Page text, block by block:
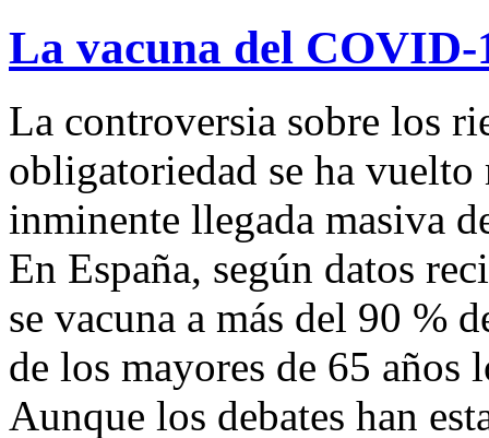
La vacuna del COVID-
La controversia sobre los
obligatoriedad se ha
inminente llegada masiva
En España, según datos
se vacuna a más del 90 %
de los mayores de 65
Aunque los debates han